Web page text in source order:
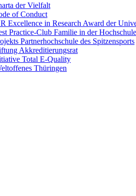
der Vielfalt
of Conduct
Excellence in Research Award der
Practice-Club Familie in der Hochschule
Partnerhochschule des Spitzensports
Akkreditierungsrat
Total E-Quality
Thüringen